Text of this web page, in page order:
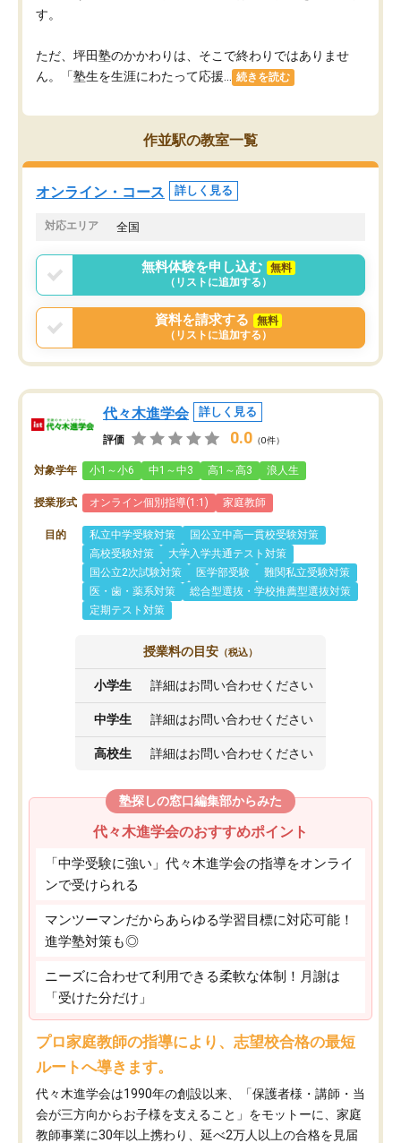
す。
ただ、坪田塾のかかわりは、そこで終わりではありませ
ん。「塾生を生涯にわたって応援...
続きを読む
作並駅の教室一覧
オンライン・コース 詳しく見る
対応エリア 全国
無料体験を申し込む
無料
（リストに追加する）
資料を請求する
無料
（リストに追加する）
代々木進学会 詳しく見る
評価 0.0 （0件）
対象学年 小1～小6 中1～中3 高1～高3 浪人生
授業形式 オンライン個別指導(1:1) 家庭教師
目的 私立中学受験対策
国公立中高一貫校受験対策
高校受験対策
大学入学共通テスト対策
国公立2次試験対策
医学部受験
難関私立受験対策
医・歯・薬系対策
総合型選抜・学校推薦型選抜対策
定期テスト対策
授業料の目安 （税込）
小学生 詳細はお問い合わせください
中学生 詳細はお問い合わせください
高校生 詳細はお問い合わせください
塾探しの窓口編集部からみた
代々木進学会のおすすめポイント
「中学受験に強い」代々木進学会の指導をオンライ
ンで受けられる
マンツーマンだからあらゆる学習目標に対応可能！
進学塾対策も◎
ニーズに合わせて利用できる柔軟な体制！月謝は
「受けた分だけ」
プロ家庭教師の指導により、志望校合格の最短
ルートへ導きます。
代々木進学会は1990年の創設以来、「保護者様・講師・当
会が三方向からお子様を支えること」をモットーに、家庭
教師事業に30年以上携わり、延べ2万人以上の合格を見届